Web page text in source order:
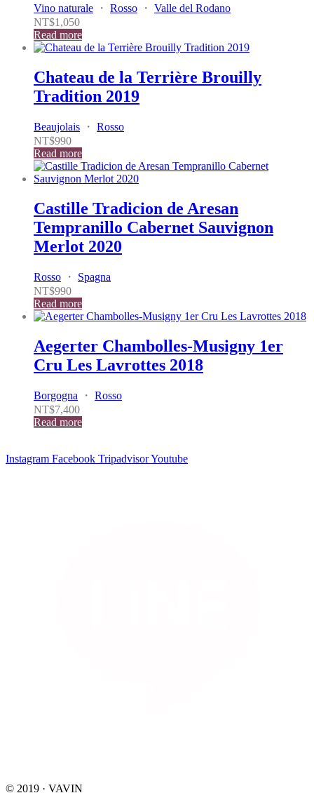
Vino naturale ・ Rosso ・ Valle del Rodano
NT$1,050
Read more
Chateau de la Terrière Brouilly
Tradition 2019
Beaujolais ・ Rosso
NT$990
Read more
Castille Tradicion de Aresan
Tempranillo Cabernet Sauvignon
Merlot 2020
Rosso ・ Spagna
NT$990
Read more
Aegerter Chambolles-Musigny 1er
Cru Les Lavrottes 2018
Borgogna ・ Rosso
NT$7,400
Read more
Instagram Facebook TripadvisorYoutube
© 2019 · VAVIN